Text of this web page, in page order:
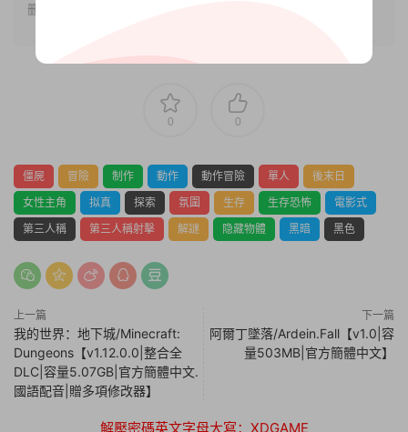
删除!
0 0
僵屍 冒險 制作 動作 動作冒險 單人
後末日
女性主角
拟真 探索 氛圍 生存 生存恐怖
電影式
第三人稱
第三人稱射擊 解謎 隐藏物體 黑暗 黑色
上一篇
我的世界：地下城/Minecraft:
Dungeons【v1.12.0.0|整合全
DLC|容量5.07GB|官方簡體中文.
國語配音|贈多項修改器】
下一篇
阿爾丁墜落/Ardein.Fall【v1.0|容
量503MB|官方簡體中文】
解壓密碼英文字母大寫：XDGAME